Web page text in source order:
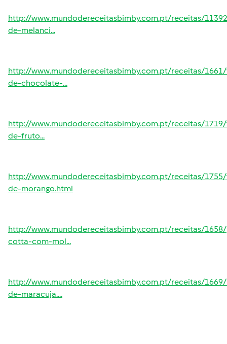
http://www.mundodereceitasbimby.com.pt/receitas/
de-melanci...
http://www.mundodereceitasbimby.com.pt/receitas/
de-chocolate-...
http://www.mundodereceitasbimby.com.pt/receitas/
de-fruto...
http://www.mundodereceitasbimby.com.pt/receitas/
de-morango.html
http://www.mundodereceitasbimby.com.pt/receitas/
cotta-com-mol...
http://www.mundodereceitasbimby.com.pt/receitas/
de-maracuja....